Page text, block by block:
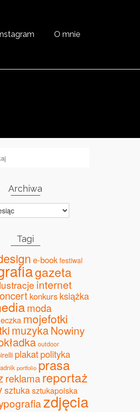
O mnie
Archiwa
Tagi
e-book festiwal
gazeta
internet
konkurs książka
moda
mojefotki
muzykaNowiny
outdoor
plakat polityka
portfolio prasa
reklamareportaż
sztukasztukapolska
zdjęcia